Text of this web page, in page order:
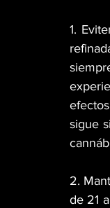
1.
sigue
2.
de 21